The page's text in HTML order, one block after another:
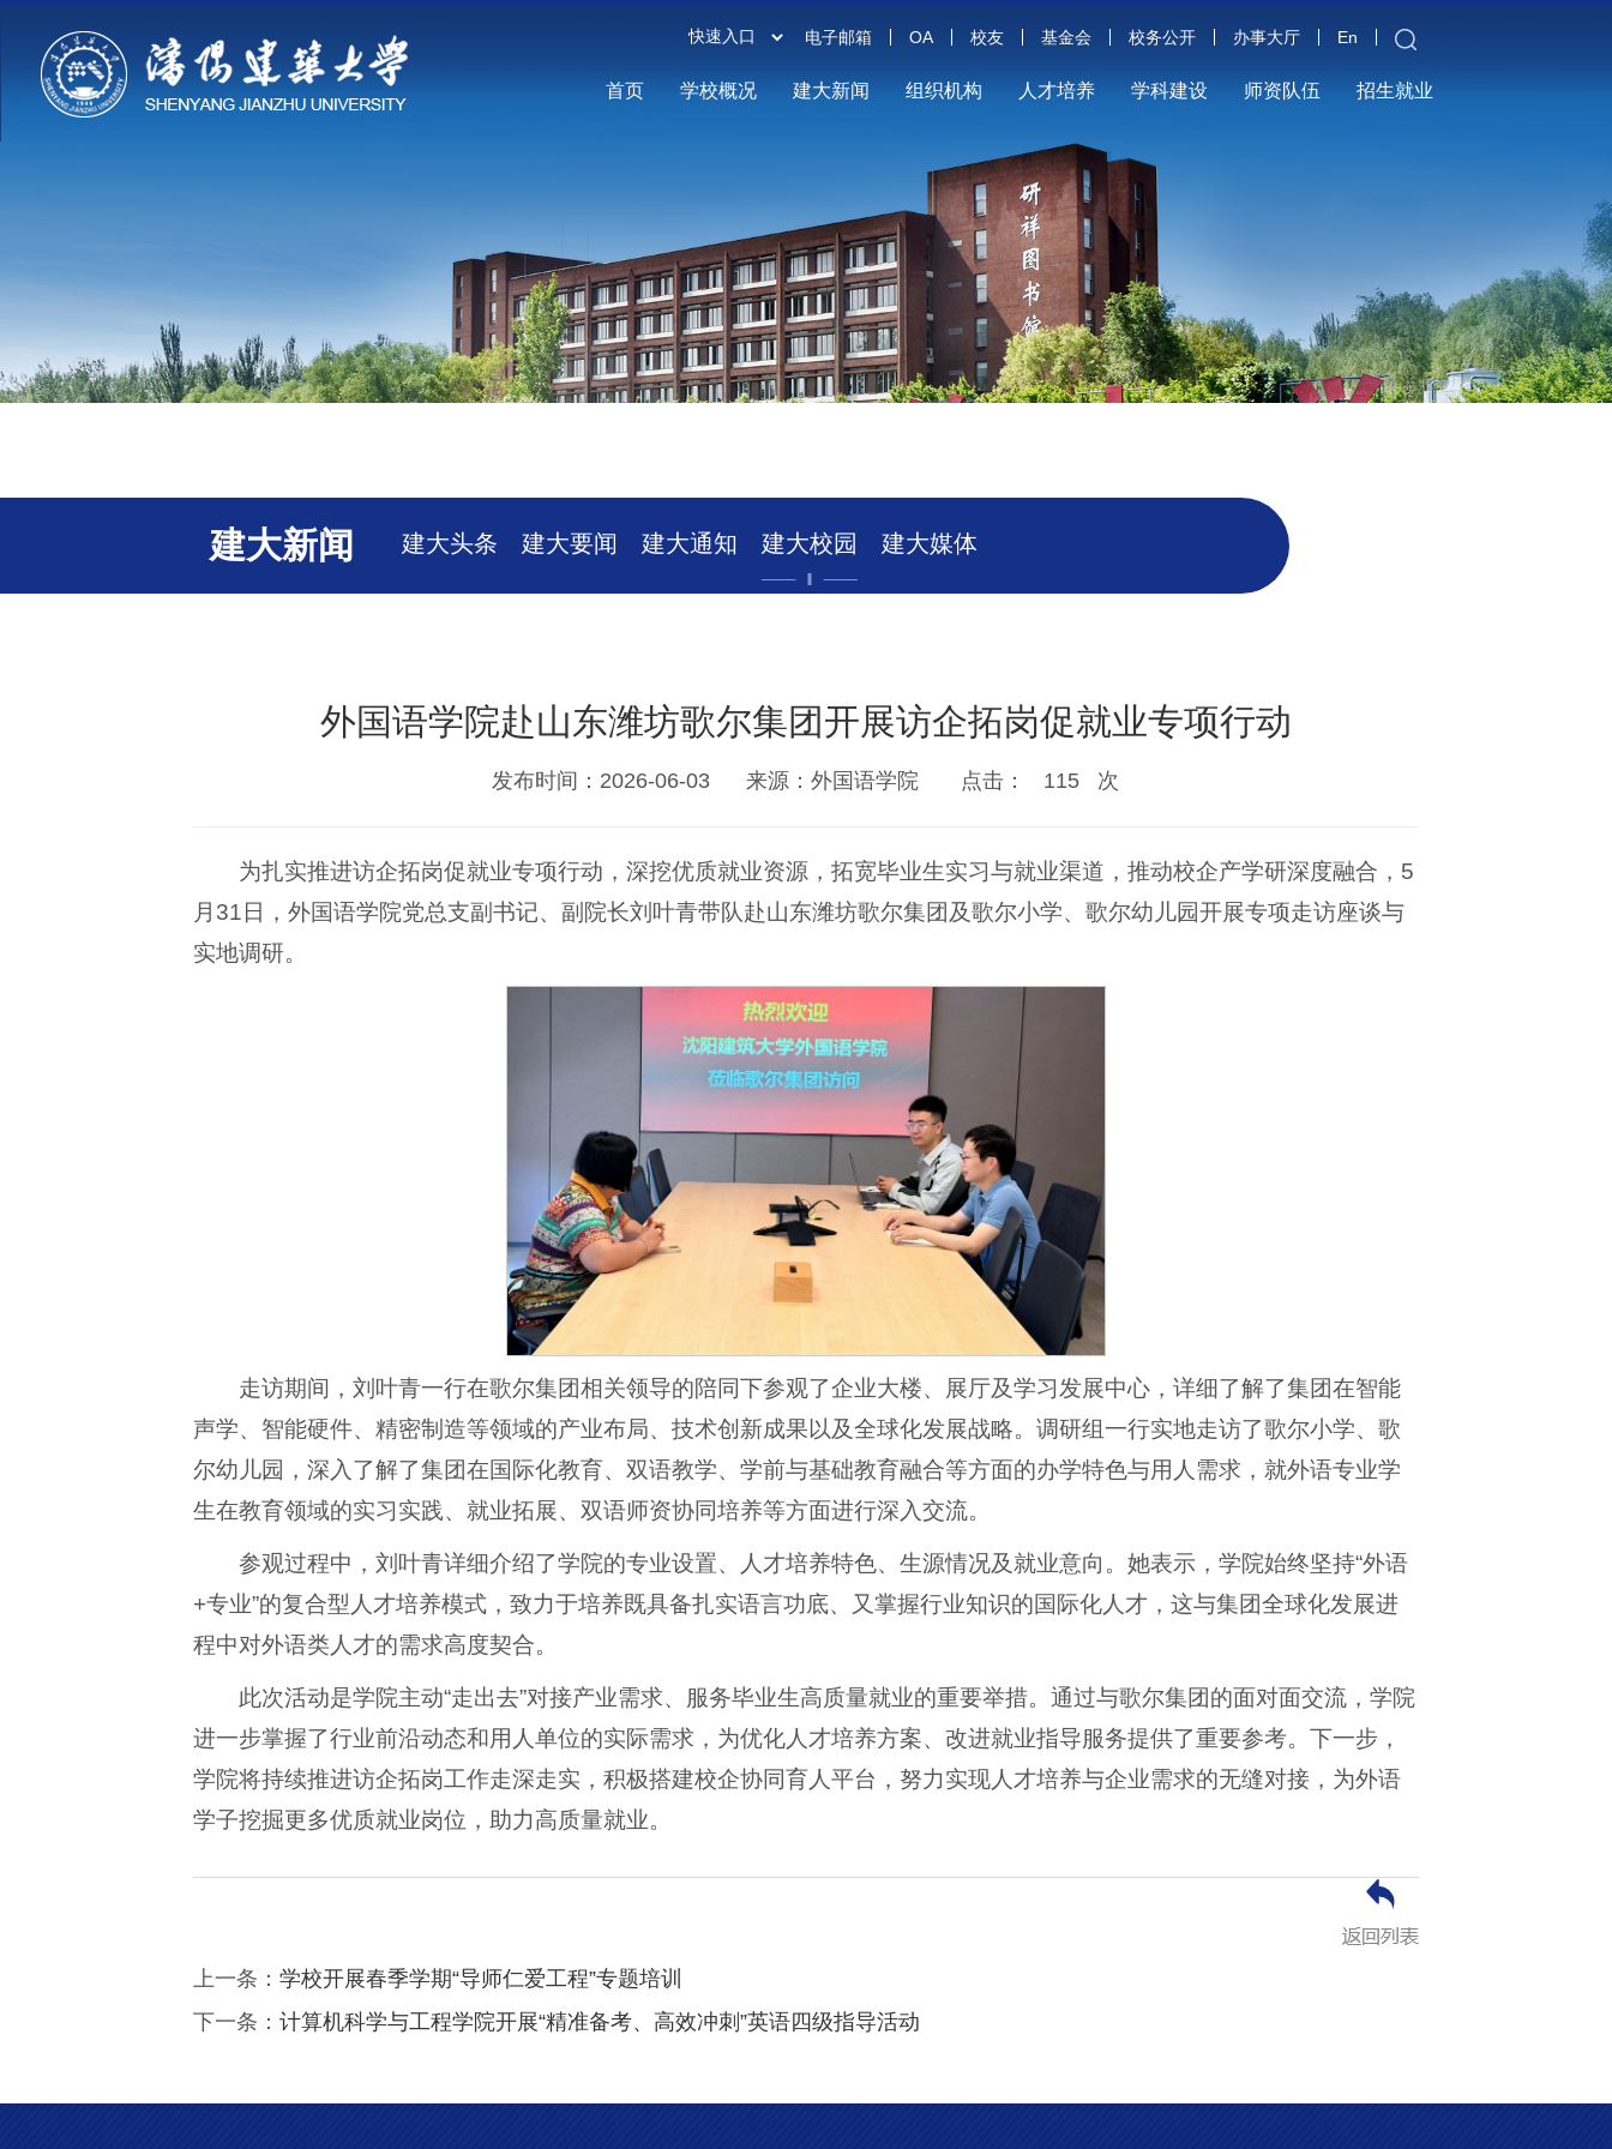
电子邮箱 OA 校友 基金会 校务公开 办事大厅 En
首页 学校概况 建大新闻 组织机构 人才培养 学科建设 师资队伍 招生就业
建大新闻 建大头条 建大要闻 建大通知 建大校园 建大媒体
外国语学院赴山东潍坊歌尔集团开展访企拓岗促就业专项行动
发布时间：2026-06-03 来源：外国语学院 点击： 115 次
为扎实推进访企拓岗促就业专项行动，深挖优质就业资源，拓宽毕业生实习与就业渠道，推动校企产学研深度融合，5
月31日，外国语学院党总支副书记、副院长刘叶青带队赴山东潍坊歌尔集团及歌尔小学、歌尔幼儿园开展专项走访座谈与
实地调研。
走访期间，刘叶青一行在歌尔集团相关领导的陪同下参观了企业大楼、展厅及学习发展中心，详细了解了集团在智能
声学、智能硬件、精密制造等领域的产业布局、技术创新成果以及全球化发展战略。调研组一行实地走访了歌尔小学、歌
尔幼儿园，深入了解了集团在国际化教育、双语教学、学前与基础教育融合等方面的办学特色与用人需求，就外语专业学
生在教育领域的实习实践、就业拓展、双语师资协同培养等方面进行深入交流。
参观过程中，刘叶青详细介绍了学院的专业设置、人才培养特色、生源情况及就业意向。她表示，学院始终坚持“外语
+专业”的复合型人才培养模式，致力于培养既具备扎实语言功底、又掌握行业知识的国际化人才，这与集团全球化发展进
程中对外语类人才的需求高度契合。
此次活动是学院主动“走出去”对接产业需求、服务毕业生高质量就业的重要举措。通过与歌尔集团的面对面交流，学院
进一步掌握了行业前沿动态和用人单位的实际需求，为优化人才培养方案、改进就业指导服务提供了重要参考。下一步，
学院将持续推进访企拓岗工作走深走实，积极搭建校企协同育人平台，努力实现人才培养与企业需求的无缝对接，为外语
学子挖掘更多优质就业岗位，助力高质量就业。
上一条：学校开展春季学期“导师仁爱工程”专题培训
下一条：计算机科学与工程学院开展“精准备考、高效冲刺”英语四级指导活动